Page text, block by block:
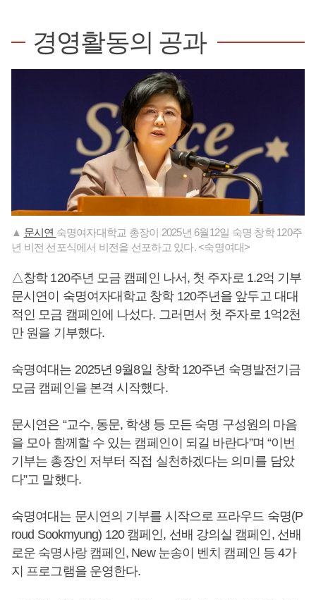
경영활동의 공과
▲ 문시연 숙명여자대학교 총장이 2025년 6월12일 숙명 창학 120주
년 비전 선포식에서 비전을 선포하고 있다. <숙명여대>
△창학 120주년 모금 캠페인 나서, 첫 주자로 1.2억 기부
문시연이 숙명여자대학교 창학 120주년을 앞두고 대대
적인 모금 캠페인에 나섰다. 그러면서 첫 주자로 1억2천
만 원을 기부했다.
숙명여대는 2025년 9월8일 창학 120주년 숙명발전기금
모금 캠페인을 본격 시작했다.
문시연은 “교수, 동문, 학생 등 모든 숙명 구성원의 마음
을 모아 함께할 수 있는 캠페인이 되길 바란다”며 “이번
기부는 총장인 저부터 직접 실천하겠다는 의미를 담았
다”고 말했다.
숙명여대는 문시연의 기부를 시작으로 프라우드 숙명(P
roud Sookmyung) 120 캠페인, 선배 강의실 캠페인, 선배
로운 숙명사랑 캠페인, New 눈송이 벤치 캠페인 등 4가
지 프로그램을 운영한다.